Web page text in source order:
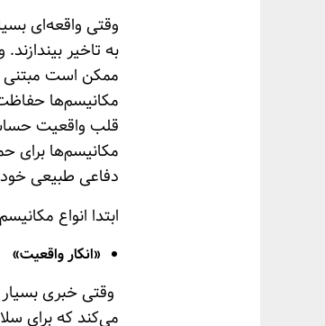
وقتی واقعه‌ای
به تاخیر
ممکن است مبتنی
مکانیسم‌ها حفاظت
قلب واقعیت
مکانیسم‌ها برای
دفاعی طبیعی خود
ابتدا انواع
«انکار واقعیت»
وقتی خبری بسیار
می‌کند که برای